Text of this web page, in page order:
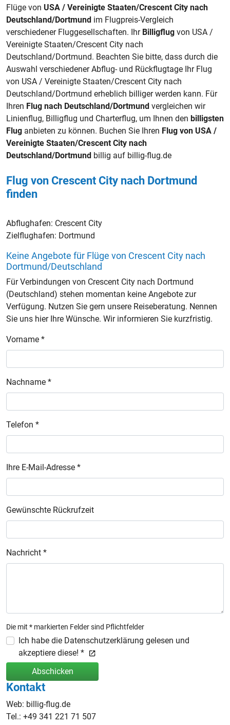
Flüge von USA / Vereinigte Staaten/Crescent City nach
Deutschland/Dortmund im Flugpreis-Vergleich
verschiedener Fluggesellschaften. Ihr Billigflug von USA /
Vereinigte Staaten/Crescent City nach
Deutschland/Dortmund. Beachten Sie bitte, dass durch die
Auswahl verschiedener Abflug- und Rückflugtage Ihr Flug
von USA / Vereinigte Staaten/Crescent City nach
Deutschland/Dortmund erheblich billiger werden kann. Für
Ihren Flug nach Deutschland/Dortmund vergleichen wir
Linienflug, Billigflug und Charterflug, um Ihnen den billigsten
Flug anbieten zu können. Buchen Sie Ihren Flug von USA /
Vereinigte Staaten/Crescent City nach
Deutschland/Dortmund billig auf billig-flug.de
Flug von Crescent City nach Dortmund
finden
Abflughafen: Crescent City
Zielflughafen: Dortmund
Keine Angebote für Flüge von Crescent City nach
Dortmund/Deutschland
Für Verbindungen von Crescent City nach Dortmund
(Deutschland) stehen momentan keine Angebote zur
Verfügung. Nutzen Sie gern unsere Reiseberatung. Nennen
Sie uns hier Ihre Wünsche. Wir informieren Sie kurzfristig.
Vorname *
Nachname *
Telefon *
Ihre E-Mail-Adresse *
Gewünschte Rückrufzeit
Nachricht *
Die mit * markierten Felder sind Pflichtfelder
Ich habe die Datenschutzerklärung gelesen und
akzeptiere diese! *
Abschicken
Kontakt
Web: billig-flug.de
Tel.: +49 341 221 71 507